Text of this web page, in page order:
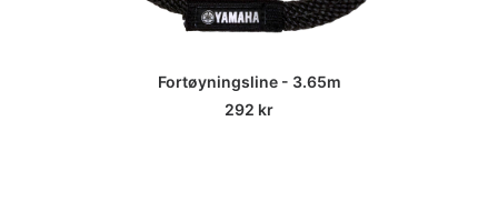
Fortøyningsline - 3.65m
292 kr